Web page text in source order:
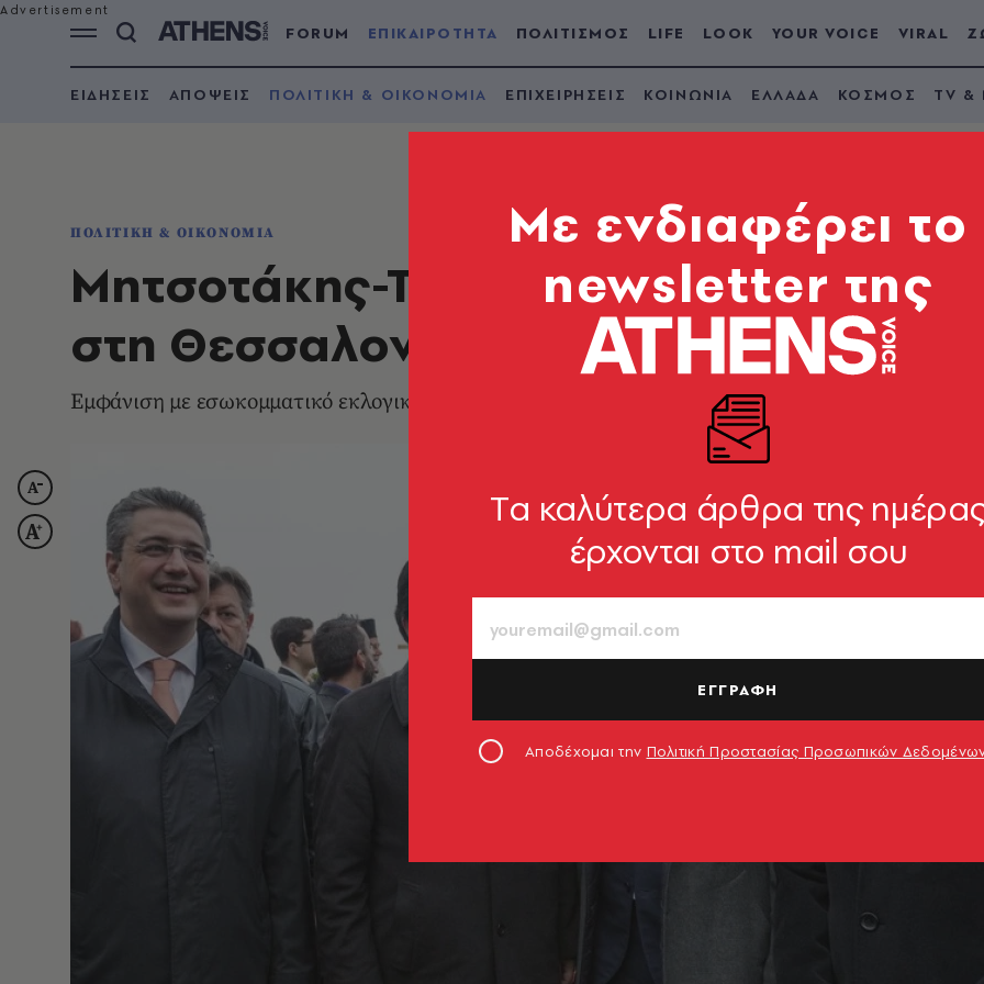
FORUM ΕΠΙΚΑΙΡΟΤΗΤΑ ΠΟΛΙΤΙΣΜΟΣ LIFE LOOK YOUR VOICE VIRAL
ΕΙΔΗΣΕΙΣ ΑΠΟΨΕΙΣ ΠΟΛΙΤΙΚΗ & ΟΙΚΟΝΟΜΙΑ ΕΠΙΧΕΙΡΗΣΕΙΣ ΚΟΙΝΩΝΙΑ ΕΛΛΑΔΑ ΚΟΣΜΟΣ TV &
ΠΟΛΙΤΙΚΗ & ΟΙΚΟΝΟΜΙΑ
Μητσοτάκης-Τζιτζικώστας-
στη Θεσσαλονίκη για τα Θεοφάνεια
Εμφάνιση με εσωκομματικό εκλογικό άρωμα
Mε ενδιαφέρει το
newsletter της
Tα καλύτερα άρθρα της
έρχονται στο mail σου
ΕΓΓΡΑΦΗ
Αποδέχομαι την Πολιτική Προστασίας Προσωπικών